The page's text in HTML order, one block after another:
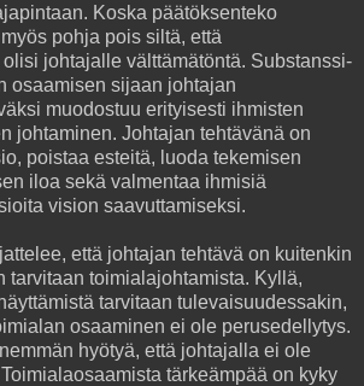
Koska päätöksenteko
pohja pois siltä, että
johtajalle välttämätöntä. Substanssi-
osaamisen sijaan johtajan
muodostuu erityisesti ihmisten
johtaminen. Johtajan tehtävänä on
poistaa esteitä, luoda tekemisen
iloa sekä valmentaa ihmisiä
vision saavuttamiseksi.
että johtajan tehtävä on kuitenkin
tarvitaan toimialajohtamista. Kyllä,
tarvitaan tulevaisuudessakin,
osaaminen ei ole perusedellytys.
hyötyä, että johtajalla ei ole
tärkeämpää on kyky